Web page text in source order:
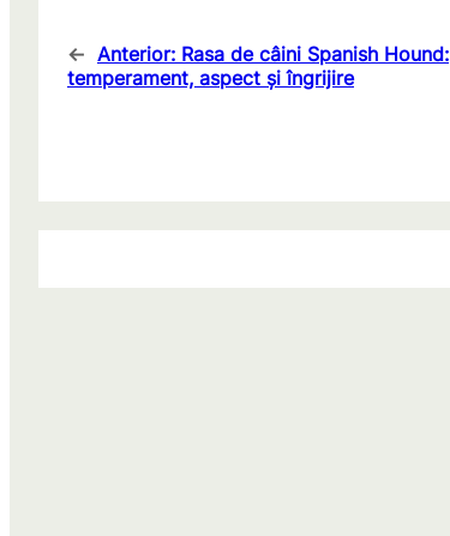
← Anterior: Rasa de câini Spanish Hound:
temperament, aspect și îngrijire